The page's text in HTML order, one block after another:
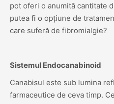
pot oferi o anumită cantitate
putea fi o opțiune de
care suferă de fibromialgie?
Sistemul Endocanabinoid
Canabisul este sub lumina
farmaceutice de ceva timp.